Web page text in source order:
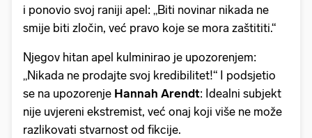
i ponovio svoj raniji apel: „Biti novinar nikada ne
smije biti zločin, već pravo koje se mora zaštititi.“
Njegov hitan apel kulminirao je upozorenjem:
„Nikada ne prodajte svoj kredibilitet!“ I podsjetio
se na upozorenje Hannah Arendt: Idealni subjekt
nije uvjereni ekstremist, već onaj koji više ne može
razlikovati stvarnost od fikcije.